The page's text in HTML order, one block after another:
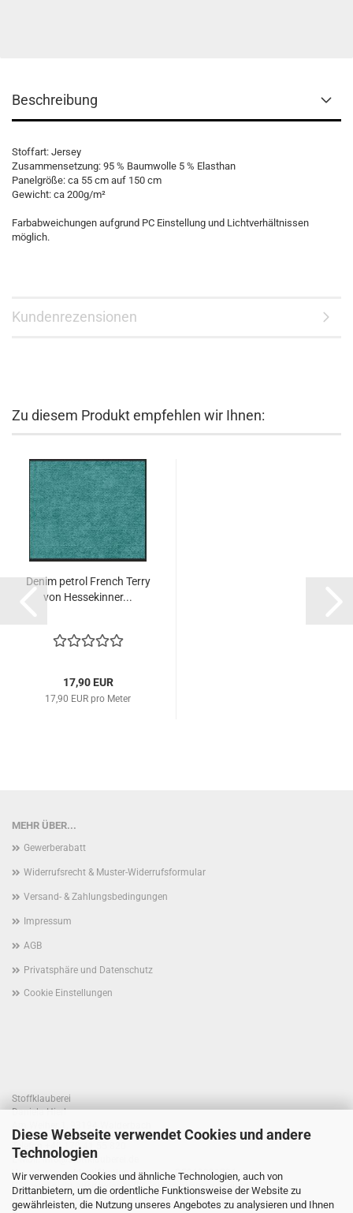
Diese Webseite verwendet Cookies und andere
Technologien
Wir verwenden Cookies und ähnliche Technologien, auch von
Drittanbietern, um die ordentliche Funktionsweise der Website zu
gewährleisten, die Nutzung unseres Angebotes zu analysieren und Ihnen
Beschreibung
Stoffart: Jersey
Zusammensetzung: 95 % Baumwolle 5 % Elasthan
Panelgröße: ca 55 cm auf 150 cm
Gewicht: ca 200g/m²
Farbabweichungen aufgrund PC Einstellung und Lichtverhältnissen
möglich.
Kundenrezensionen
Zu diesem Produkt empfehlen wir Ihnen:
Denim petrol French Terry
von Hessekinner...
17,90 EUR
17,90 EUR pro Meter
MEHR ÜBER...
Gewerberabatt
Widerrufsrecht & Muster-Widerrufsformular
Versand- & Zahlungsbedingungen
Impressum
AGB
Privatsphäre und Datenschutz
Cookie Einstellungen
Stoffklauberei
Daniela Hierl
Telefon +49 170 41 55 820
E-Mail: info@stoffklauberei.de
Umsatzsteuer-Identifikationsnummer: DE360021786
USt. wird nicht ausgewiesen (Kleinunternehmerregelung)